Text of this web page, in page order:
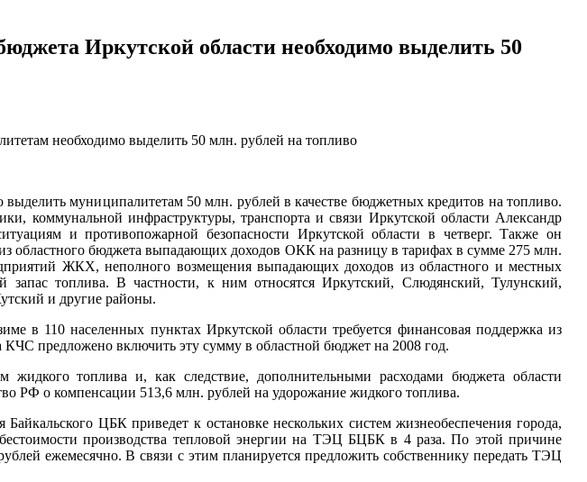
Иркутской области необходимо выделить 50
необходимо выделить 50 млн. рублей на топливо
муниципалитетам 50 млн. рублей в качестве бюджетных кредитов на топливо.
коммунальной инфраструктуры, транспорта и связи Иркутской области Александр
и противопожарной безопасности Иркутской области в четверг. Также он
областного бюджета выпадающих доходов ОКК на разницу в тарифах в сумме 275 млн.
ЖКХ, неполного возмещения выпадающих доходов из областного и местных
запас топлива. В частности, к ним относятся Иркутский, Слюдянский, Тулунский,
и другие районы.
в 110 населенных пунктах Иркутской области требуется финансовая поддержка из
предложено включить эту сумму в областной бюджет на 2008 год.
топлива и, как следствие, дополнительными расходами бюджета области
РФ о компенсации 513,6 млн. рублей на удорожание жидкого топлива.
ЦБК приведет к остановке нескольких систем жизнеобеспечения города,
производства тепловой энергии на ТЭЦ БЦБК в 4 раза. По этой причине
ежемесячно. В связи с этим планируется предложить собственнику передать ТЭЦ